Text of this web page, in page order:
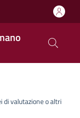
di valutazione o altri